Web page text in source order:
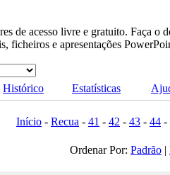
de acesso livre e gratuito. Faça o
ficheiros e apresentações
Histórico Estatísticas
Início - Recua - 41 - 42 - 43 - 44 -
Ordenar Por: Padrão |